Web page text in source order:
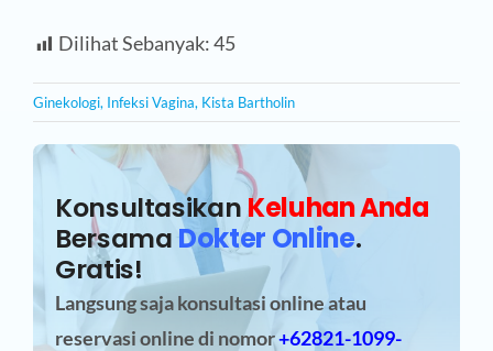
Dilihat Sebanyak:45
Ginekologi, Infeksi Vagina, Kista Bartholin
Konsultasikan Keluhan Anda
BersamaDokter Online.
Gratis!
Langsung saja konsultasi online atau
reservasi onlinedi nomor+62821-1099-